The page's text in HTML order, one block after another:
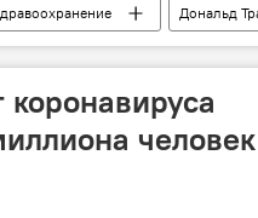
Дональд
коронавируса
человек